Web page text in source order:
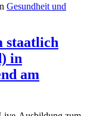
Gesundheit und
staatlich
in
am